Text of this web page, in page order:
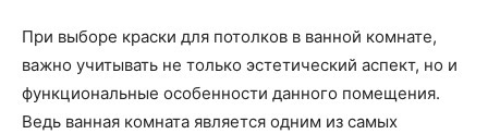
При выборе краски для потолков в ванной комнате,
важно учитывать не только эстетический аспект, но и
функциональные особенности данного помещения.
Ведь ванная комната является одним из самых